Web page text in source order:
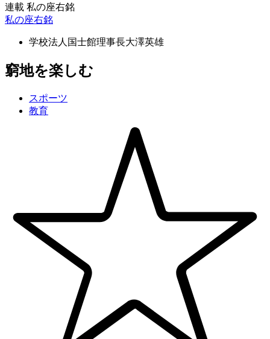
連載 私の座右銘
私の座右銘
学校法人国士館理事長大澤英雄
窮地を楽しむ
スポーツ
教育